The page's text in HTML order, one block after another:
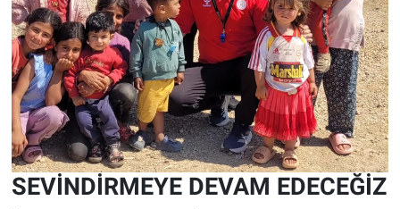
SEVİNDİRMEYE DEVAM EDECEĞİZ